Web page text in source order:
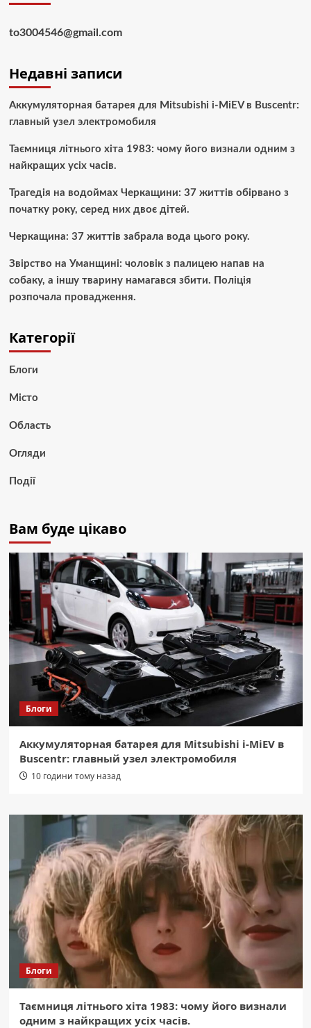
to3004546@gmail.com
Недавні записи
Аккумуляторная батарея для Mitsubishi i-MiEV в Buscentr:
главный узел электромобиля
Таємниця літнього хіта 1983: чому його визнали одним з
найкращих усіх часів.
Трагедія на водоймах Черкащини: 37 життів обірвано з
початку року, серед них двоє дітей.
Черкащина: 37 життів забрала вода цього року.
Звірство на Уманщині: чоловік з палицею напав на
собаку, а іншу тварину намагався збити. Поліція
розпочала провадження.
Категорії
Блоги
Місто
Область
Огляди
Події
Вам буде цікаво
Блоги
Аккумуляторная батарея для Mitsubishi i-MiEV в
Buscentr: главный узел электромобиля
10 години тому назад
Блоги
Таємниця літнього хіта 1983: чому його визнали
одним з найкращих усіх часів.